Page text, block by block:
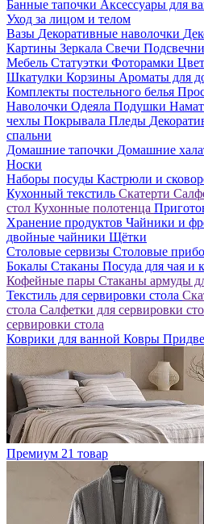
Банные тапочки Аксессуары для
Уход за лицом и телом
Вазы Декоративные наволочки
Картины Зеркала Свечи
Мебель Статуэтки Фоторамки
Шкатулки Корзины Ароматы для
Комплекты постельного белья
Наволочки Одеяла Подушки
чехлы Покрывала Пледы
спальни
Домашние тапочки Домашние
Носки
Наборы посуды Кастрюли и
Кухонный текстиль Скатерти
стол Кухонные полотенца
Хранение продуктов Чайники и
двойные чайники Щётки
Столовые сервизы Столовые
Бокалы Стаканы Посуда для чая и
Кофейные пары Стаканы армуды
Текстиль для сервировки стола
стола Салфетки для сервировки
сервировки стола
Коврики для ванной Ковры
Премиум 21 товар